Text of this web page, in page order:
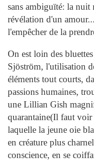
sans ambiguïté: la nuit
révélation d'un
l'empêcher de la
On est loin des
Sjöström, l'utilisation
éléments tout courts,
passions humaines,
une Lillian Gish
quarantaine(Il faut voir
laquelle la jeune oie
en créature plus
conscience, en se